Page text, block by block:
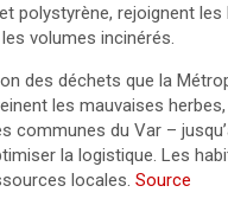
polystyrène, rejoignent
volumes incinérés.
des déchets que la
les mauvaises
communes du Var –
la logistique. Les
locales. Source